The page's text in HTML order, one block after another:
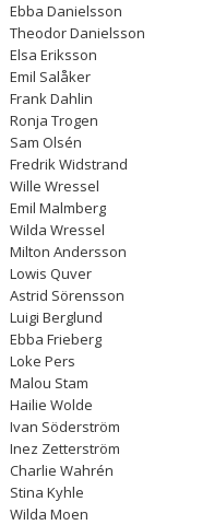
Ebba Danielsson
Theodor Danielsson
Elsa Eriksson
Emil Salåker
Frank Dahlin
Ronja Trogen
Sam Olsén
Fredrik Widstrand
Wille Wressel
Emil Malmberg
Wilda Wressel
Milton Andersson
Lowis Quver
Astrid Sörensson
Luigi Berglund
Ebba Frieberg
Loke Pers
Malou Stam
Hailie Wolde
Ivan Söderström
Inez Zetterström
Charlie Wahrén
Stina Kyhle
Wilda Moen